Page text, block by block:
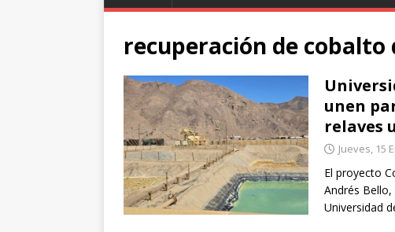
recuperación de cobalto
unen
relaves
Jueves, 15
El proyecto
Andrés
Universidad